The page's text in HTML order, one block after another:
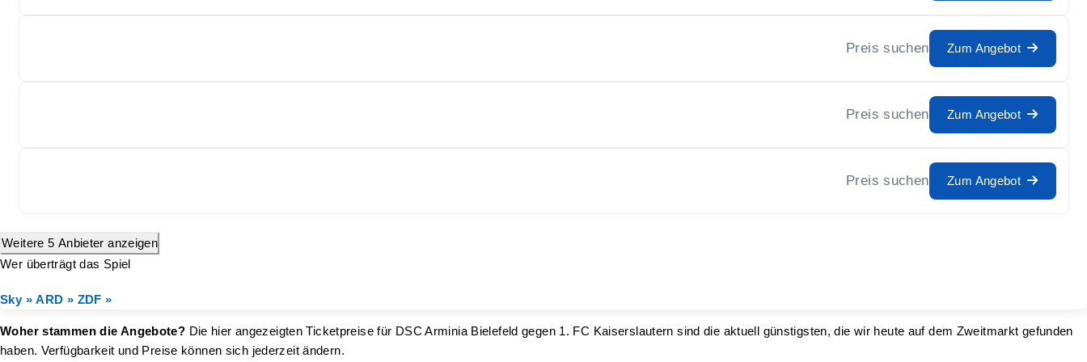
Preis suchen Zum Angebot
Preis suchen Zum Angebot
Preis suchen Zum Angebot
Weitere 5 Anbieter anzeigen
Wer überträgt das Spiel
Sky » ARD » ZDF »
Woher stammen die Angebote? Die hier angezeigten Ticketpreise für DSC Arminia Bielefeld gegen 1. FC Kaiserslautern sind die aktuell günstigsten, die wir heute auf dem Zweitmarkt gefunden
haben. Verfügbarkeit und Preise können sich jederzeit ändern.